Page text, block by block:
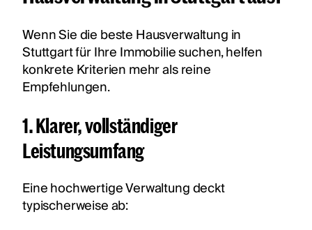
Wenn Sie die beste Hausverwaltung in
Stuttgart für Ihre Immobilie suchen, helfen
konkrete Kriterien mehr als reine
Empfehlungen.
1. Klarer, vollständiger
Leistungsumfang
Eine hochwertige Verwaltung deckt
typischerweise ab: